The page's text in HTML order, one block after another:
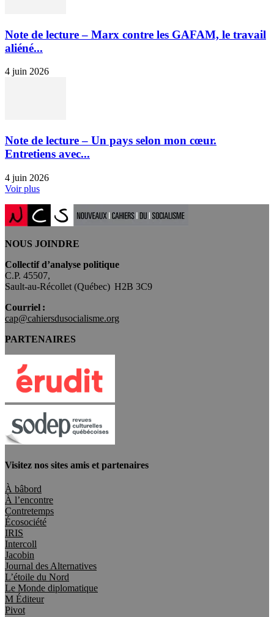
Note de lecture – Marx contre les GAFAM, le travail
aliéné...
4 juin 2026
Note de lecture – Un pays selon mon cœur.
Entretiens avec...
4 juin 2026
Voir plus
NOUS JOINDRE
Collectif d’analyse politique
C.P. 45507,
Sault-au-Récollet (Québec) H2B 3C9
Courriel :
cap@cahiersdusocialisme.org
PARTENAIRES
Visitez nos sites amis et partenaires
À bâbord
À l’encontre
Contretemps
Écosociété
IRIS
Intercoll
Jacobin
Journal des Alternatives
L’étoile du Nord
Le Monde diplomatique
M Éditeur
Pivot